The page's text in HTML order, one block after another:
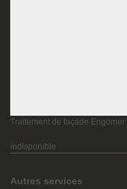
Traitement de façade Engomer
indisponible
Autres services